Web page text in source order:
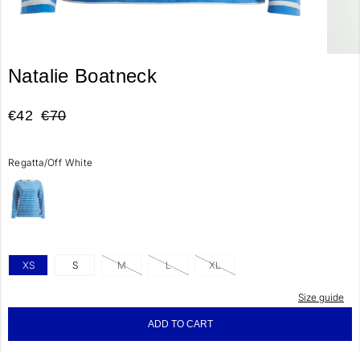
Natalie Boatneck
€42 €70
Regatta/Off White
XS S M L XL
Size guide
ADD TO CART